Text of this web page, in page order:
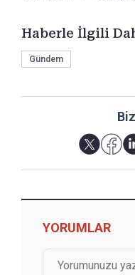
Haberle İlgili
Gündem
YORUMLAR